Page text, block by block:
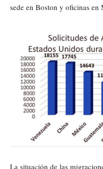
sede en Boston y oficinas en
La situación de las